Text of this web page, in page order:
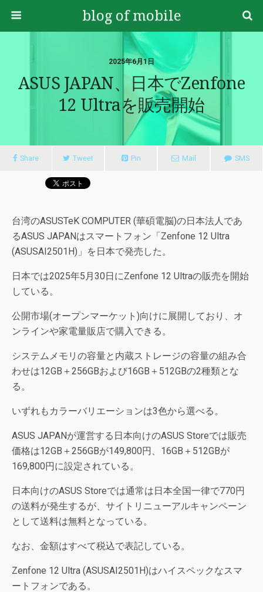
blog of mobile
2025年6月1日
ASUS JAPAN、日本でZenfone
12 Ultraを販売開始
Share Tweet Pin Mail SMS
台湾のASUSTeK COMPUTER (華碩電脳)の日本法人であ
るASUS JAPANはスマートフォン「Zenfone 12 Ultra
(ASUSAI2501H)」を日本で発売した。
日本では2025年5月30日にZenfone 12 Ultraの販売を開始
している。
公開市場(オープンマーケット)向けに展開しており、オ
ンラインや家電量販店で購入できる。
システムメモリの容量と内蔵ストレージの容量の組み合
わせは12GB＋256GBおよび16GB＋512GBの2種類とな
る。
いずれもカラーバリエーションは3色から選べる。
ASUS JAPANが運営する日本向けのASUS Storeでは販売
価格は12GB＋256GBが149,800円、16GB＋512GBが
169,800円に設定されている。
日本向けのASUS Storeでは通常は日本全国一律で770円
の送料が発生するが、サイトリニューアルキャンペーン
として送料は無料となっている。
なお、金額はすべて税込で表記している。
Zenfone 12 Ultra (ASUSAI2501H)はハイスペックなスマ
ートフォンである。